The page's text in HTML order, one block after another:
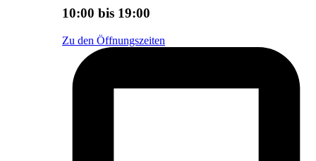
10:00 bis 19:00
Zu den Öffnungszeiten